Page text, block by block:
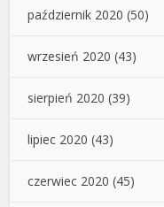
październik 2020 (50)
wrzesień 2020 (43)
sierpień 2020 (39)
lipiec 2020 (43)
czerwiec 2020 (45)